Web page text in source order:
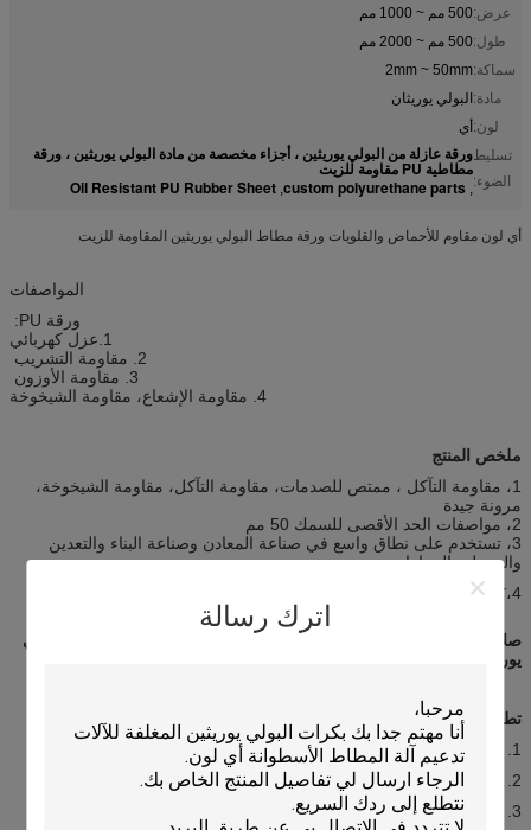
اترك رسالة
عرض:500 مم ~ 1000 مم
طول:500 مم ~ 2000 مم
سماكة:2mm ~ 50mm
مادة:البولي يوريثان
لون:أي
تسليط
الضوء:
ورقة عازلة من البولي يوريثين ، أجزاء مخصصة من مادة البولي يوريثين ، ورقة
مطاطية PU مقاومة للزيت
,
custom polyurethane parts
,
Oil Resistant PU Rubber Sheet
أي لون مقاوم للأحماض والقلويات ورقة مطاط البولي يوريثين المقاومة للزيت
المواصفات
ورقة PU:
1. عزل كهربائي
2. مقاومة التشريب
3. مقاومة الأوزون
4. مقاومة الإشعاع، مقاومة الشيخوخة
ملخص المنتج
1، مقاومة التآكل ، ممتص للصدمات، مقاومة التآكل، مقاومة الشيخوخة،
مرونة جيدة
2، مواصفات الحد الأقصى للسمك 50 مم
3، تستخدم على نطاق واسع في صناعة المعادن وصناعة البناء والتعدين
والبترول والسيارات
4، كوسادة مضادة للضغط أو امتصاص الصدمات
صلابة 50 شور A ~ 95 شور A من ورقة مطاط البولي يوريثين ولوح البولي
يوريثين
تطبيق ورقة مطاط البولي يوريثين ولوح البولي يوريثين:
1. كوسادة مضادة للضغط أو امتصاص الصدمات
2. أجزاء التحميل الثقيل على الآلات الصناعية
3. منتجات مثالية مضادة للضغط